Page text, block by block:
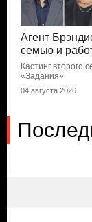
Агент
семью и
Кастинг второго
«Задания»
04 августа 2026